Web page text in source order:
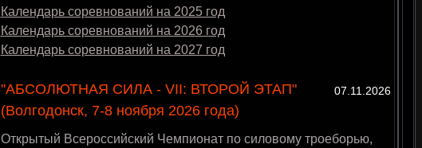
Календарь соревнований на 2025 год
Календарь соревнований на 2026 год
Календарь соревнований на 2027 год
07.11.2026
"АБСОЛЮТНАЯ СИЛА - VII: ВТОРОЙ ЭТАП"
(Волгодонск, 7-8 ноября 2026 года)
Открытый Всероссийский Чемпионат по силовому троеборью,